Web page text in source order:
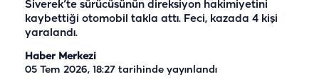
Siverek’te sürücüsünün direksiyon hakimiyetini
kaybettiği otomobil takla attı. Feci, kazada 4 kişi
yaralandı.
Haber Merkezi
05 Tem 2026, 18:27 tarihinde yayınlandı